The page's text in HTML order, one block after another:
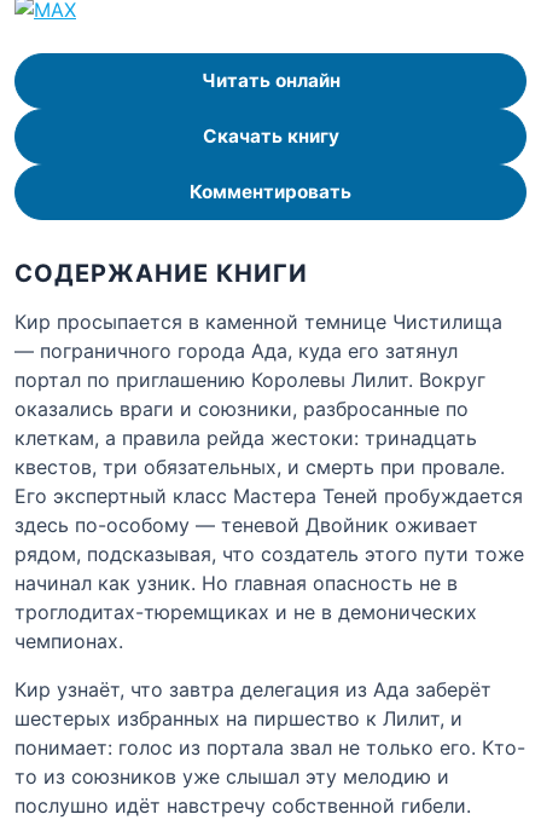
Читать онлайн
Скачать книгу
Комментировать
СОДЕРЖАНИЕ КНИГИ
Кир просыпается в каменной темнице Чистилища
— пограничного города Ада, куда его затянул
портал по приглашению Королевы Лилит. Вокруг
оказались враги и союзники, разбросанные по
клеткам, а правила рейда жестоки: тринадцать
квестов, три обязательных, и смерть при провале.
Его экспертный класс Мастера Теней пробуждается
здесь по-особому — теневой Двойник оживает
рядом, подсказывая, что создатель этого пути тоже
начинал как узник. Но главная опасность не в
троглодитах-тюремщиках и не в демонических
чемпионах.
Кир узнаёт, что завтра делегация из Ада заберёт
шестерых избранных на пиршество к Лилит, и
понимает: голос из портала звал не только его. Кто-
то из союзников уже слышал эту мелодию и
послушно идёт навстречу собственной гибели.